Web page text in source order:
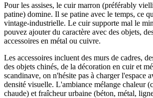
Pour les assises, le cuir marron (préférably
patine) domine. Il se patine avec le temps, ce
vintage-industrielle. Le cuir supporte mal le
pouvez ajouter du caractère avec des objets,
accessoires en métal ou cuivre.
Les accessoires incluent des murs de cadres,
des objets chinés, de la décoration en cuir et
scandinave, on n'hésite pas à charger l'espace
densité visuelle. L'ambiance mélange chaleur
chaude) et fraîcheur urbaine (béton, métal,